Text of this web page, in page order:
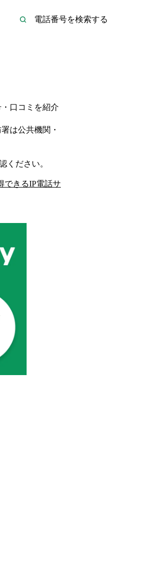
口コミを紹介
は公共機関・
ください。
できるIP電話サ